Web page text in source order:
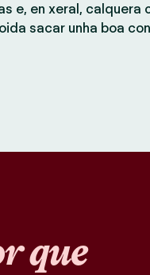
e, en xeral, calquera
sacar unha boa
que